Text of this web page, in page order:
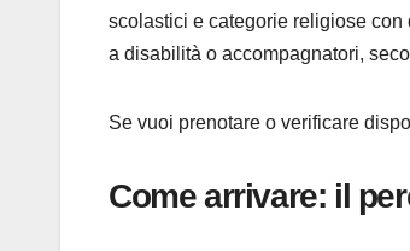
scolastici e categorie religiose
a disabilità o accompagnatori,
Se vuoi prenotare o verificare
Come arrivare: il